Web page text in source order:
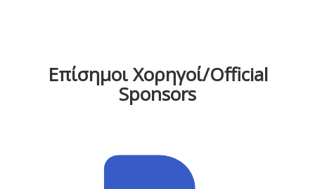
Επίσημοι Χορηγοί/Official
Sponsors